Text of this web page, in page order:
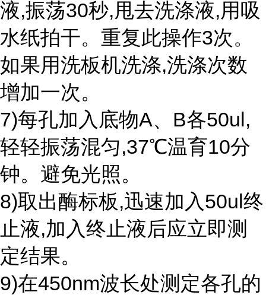
液,振荡30秒,甩去洗涤液,用吸
水纸拍干。重复此操作3次。
如果用洗板机洗涤,洗涤次数
增加一次。
7)每孔加入底物A、B各50ul,
轻轻振荡混匀,37℃温育10分
钟。避免光照。
8)取出酶标板,迅速加入50ul终
止液,加入终止液后应立即测
定结果。
9)在450nm波长处测定各孔的